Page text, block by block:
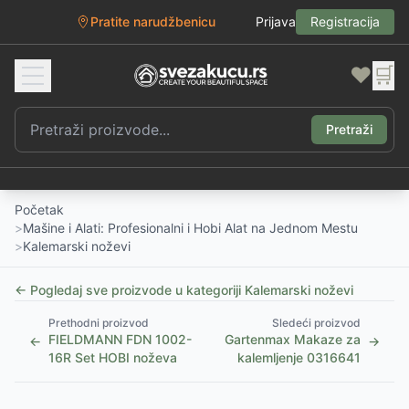
Pratite narudžbenicu Prijava Registracija
❤️ 🛒
Pretraži
Početak
>Mašine i Alati: Profesionalni i Hobi Alat na Jednom Mestu
>Kalemarski noževi
← Pogledaj sve proizvode u kategoriji Kalemarski noževi
←
Prethodni proizvod
FIELDMANN FDN 1002-
16R Set HOBI noževa
Sledeći proizvod
Gartenmax Makaze za
kalemljenje 0316641
→